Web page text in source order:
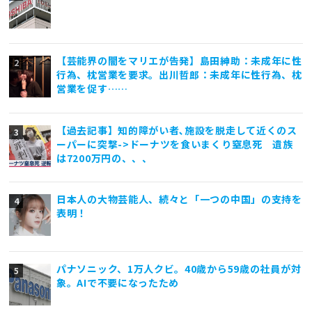
【芸能界の闇をマリエが告発】島田紳助：未成年に性
行為、枕営業を要求。出川哲郎：未成年に性行為、枕
営業を促す……
【過去記事】知的障がい者､施設を脱走して近くのス
ーパーに突撃->ドーナツを食いまくり窒息死 遺族
は7200万円の、、、
日本人の大物芸能人、続々と「一つの中国」の支持を
表明！
パナソニック、1万人クビ。40歳から59歳の社員が対
象。AIで不要になったため